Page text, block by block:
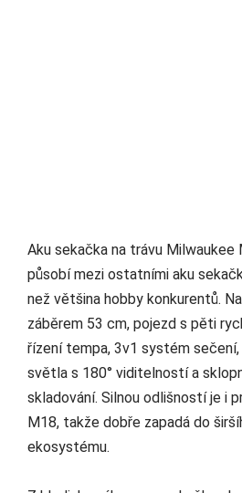
Aku sekačka na trávu
působí mezi ostatními aku
než většina hobby konkurentů.
záběrem 53 cm, pojezd s pěti
řízení tempa, 3v1 systém
světla s 180° viditelností a
skladování. Silnou odlišností je i
M18, takže dobře zapadá do
ekosystému.